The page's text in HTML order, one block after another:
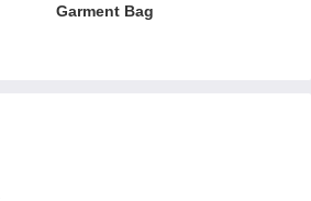
Garment Bag